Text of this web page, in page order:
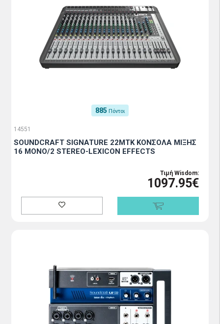
885 Πόντοι
14551
SOUNDCRAFT SIGNATURE 22MTK ΚΟΝΣΟΛΑ ΜΙΞΗΣ
16 MONO/2 STEREO-LEXICON EFFECTS
Τιμή Wisdom:
1097.95€